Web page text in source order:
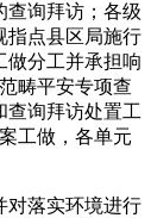
查询拜访；各级
指点县区局施行
做分工并承担响
畴平安专项查
查询拜访处置工
工做，各单元
落实环境进行